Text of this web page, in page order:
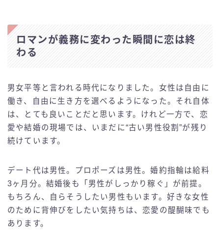
ロマンが義務に変わった瞬間に恋は終
わる
男女平等と言われる時代になりました。女性は自由に
働き、自由に生き方を選べるようになった。それ自体
は、とても良いことだと思います。けれど一方で、恋
愛や結婚の現場では、いまだに“古い男性役割”が残り
続けています。
デート代は男性。プロポーズは男性。婚約指輪は給料
3ヶ月分。結婚後も「男性がしっかり稼ぐ」が前提。
もちろん、自らそうしたい男性もいます。好きな女性
のために背伸びをしたい気持ちは、恋愛の醍醐味でも
あります。